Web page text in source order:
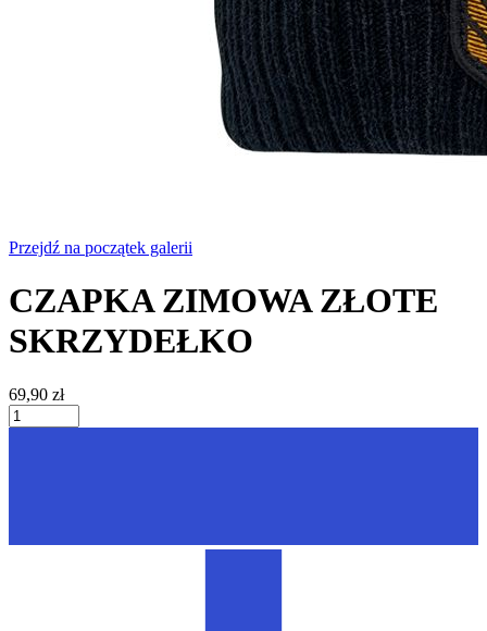
Przejdź na początek galerii
CZAPKA ZIMOWA ZŁOTE
SKRZYDEŁKO
69,90 zł